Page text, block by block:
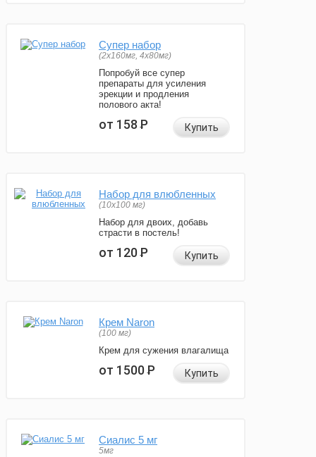
Супер набор
(2х160мг, 4х80мг)
Попробуй все супер
препараты для усиления
эрекции и продления
полового акта!
от 158Р Купить
Набор для влюбленных
(10х100 мг)
Набор для двоих, добавь
страсти в постель!
от 120Р Купить
Крем Naron
(100 мг)
Крем для сужения влагалища
от 1500Р Купить
Сиалис 5 мг
5мг